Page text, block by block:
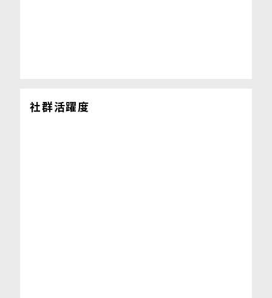
社群活躍度